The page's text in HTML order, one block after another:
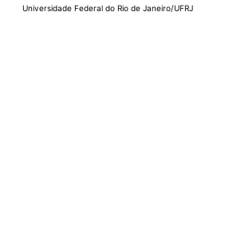
Universidade Federal do Rio de Janeiro/UFRJ